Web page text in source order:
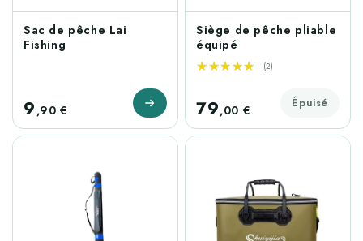
Sac de pêche Lai
Fishing
9 ,90 €
ÉPUISÉ
Siège de pêche pliable
équipé
★★★★★
★★★★★ (2)
79,00 € Épuisé